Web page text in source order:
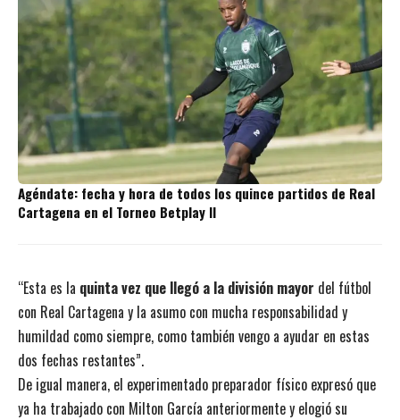
Agéndate: fecha y hora de todos los quince partidos de Real
Cartagena en el Torneo Betplay II
“Esta es la quinta vez que llegó a la división mayor del fútbol
con Real Cartagena y la asumo con mucha responsabilidad y
humildad como siempre, como también vengo a ayudar en estas
dos fechas restantes”.
De igual manera, el experimentado preparador físico expresó que
ya ha trabajado con Milton García anteriormente y elogió su